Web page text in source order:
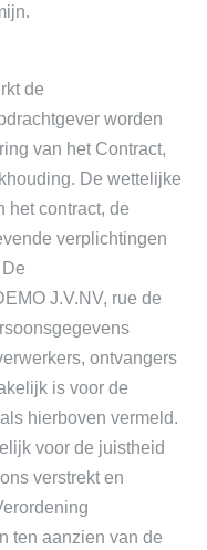
de
worden
van het Contract,
De wettelijke
het contract, de
verplichtingen
J.V.NV, rue de
ontvangers
is voor de
hierboven vermeld.
voor de juistheid
verstrekt en
ten aanzien van de